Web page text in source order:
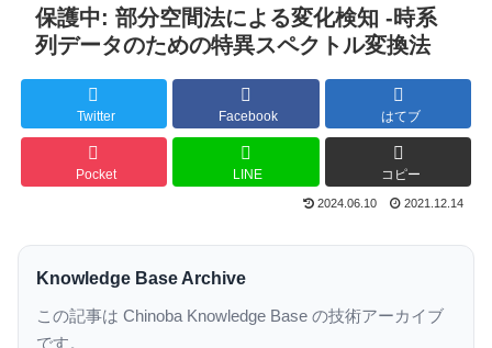
保護中: 部分空間法による変化検知 -時系
列データのための特異スペクトル変換法
Twitter Facebook はてブ
Pocket LINE コピー
2024.06.10 2021.12.14
Knowledge Base Archive
この記事は Chinoba Knowledge Base の技術アーカイブ
です。